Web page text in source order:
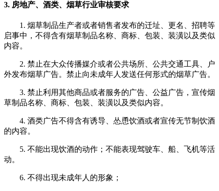
3. 房地产、酒类、烟草行业审核要求
1. 烟草制品生产者或者销售者发布的迁址、更名、招聘等
启事中，不得含有烟草制品名称、商标、包装、装潢以及类似
内容。
2. 禁止在大众传播媒介或者公共场所、公共交通工具、户
外发布烟草广告。禁止向未成年人发送任何形式的烟草广告。
3. 禁止利用其他商品或者服务的广告、公益广告，宣传烟
草制品名称、商标、包装、装潢以及类似内容。
4. 酒类广告不得含有诱导、怂恿饮酒或者宣传无节制饮酒
的内容。
5. 不能出现饮酒的动作；不能表现驾驶车、船、飞机等活
动。
6. 不得出现未成年人的形象；